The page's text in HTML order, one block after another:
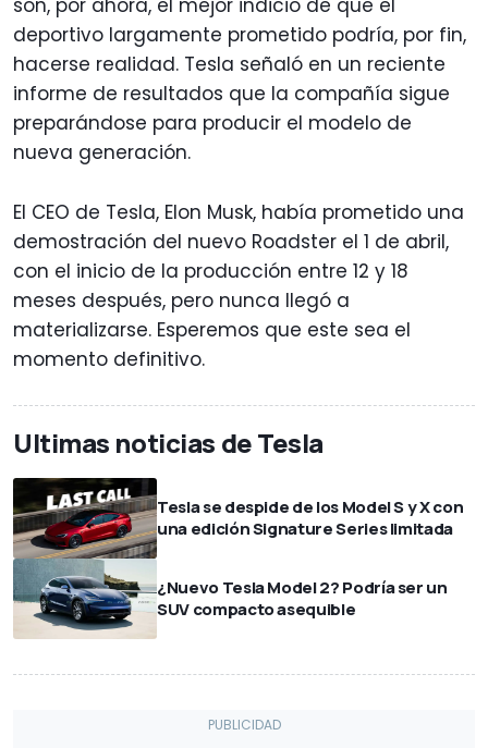
deportivo largamente prometido podría, por fin,
hacerse realidad. Tesla señaló en un reciente
informe de resultados que la compañía sigue
preparándose para producir el modelo de
nueva generación.
El CEO de Tesla, Elon Musk, había prometido una
demostración del nuevo Roadster el 1 de abril,
con el inicio de la producción entre 12 y 18
meses después, pero nunca llegó a
materializarse. Esperemos que este sea el
momento definitivo.
Ultimas noticias de Tesla
Tesla se despide de los Model S y X con
una edición Signature Series limitada
¿Nuevo Tesla Model 2? Podría ser un
SUV compacto asequible